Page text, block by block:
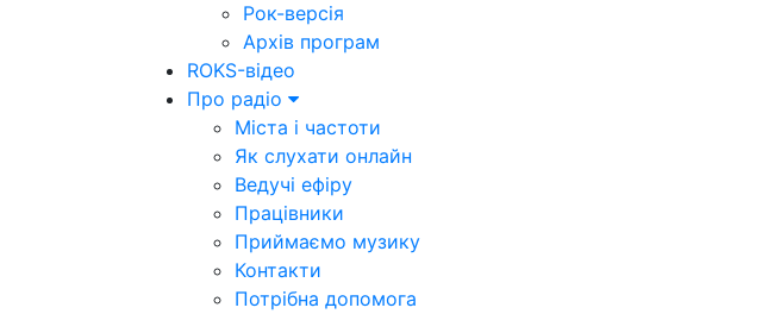
Рок-версія
Архів програм
ROKS-відео
Про радіо
Міста і частоти
Як слухати онлайн
Ведучі ефіру
Працівники
Приймаємо музику
Контакти
Потрібна допомога